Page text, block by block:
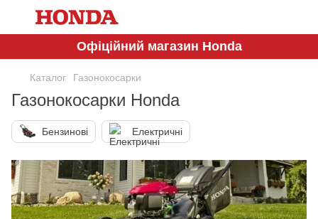
Офіційний магазин Honda
Каталог Газонокосарки
Газонокосарки Honda
Бензинові Електричні